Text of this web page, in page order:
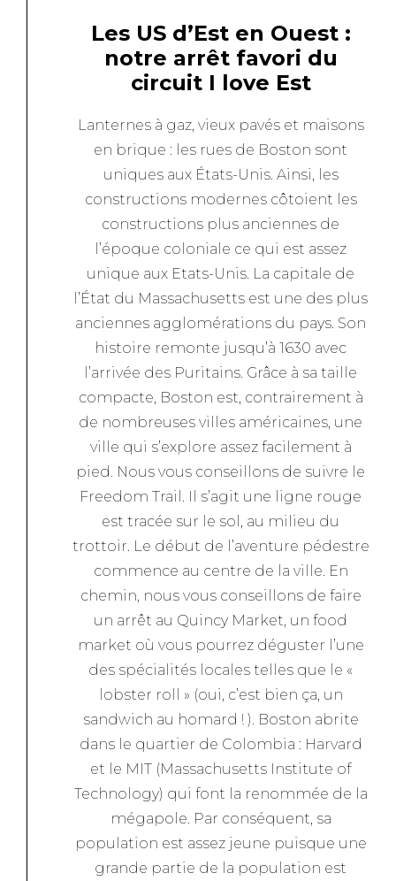
Les US d’Est en Ouest :
notre arrêt favori du
circuit I love Est
Lanternes à gaz, vieux pavés et maisons
en brique : les rues de Boston sont
uniques aux États-Unis. Ainsi, les
constructions modernes côtoient les
constructions plus anciennes de
l’époque coloniale ce qui est assez
unique aux Etats-Unis. La capitale de
l’État du Massachusetts est une des plus
anciennes agglomérations du pays. Son
histoire remonte jusqu’à 1630 avec
l’arrivée des Puritains. Grâce à sa taille
compacte, Boston est, contrairement à
de nombreuses villes américaines, une
ville qui s’explore assez facilement à
pied. Nous vous conseillons de suivre le
Freedom Trail. Il s’agit une ligne rouge
est tracée sur le sol, au milieu du
trottoir. Le début de l’aventure pédestre
commence au centre de la ville. En
chemin, nous vous conseillons de faire
un arrêt au Quincy Market, un food
market où vous pourrez déguster l’une
des spécialités locales telles que le «
lobster roll » (oui, c’est bien ça, un
sandwich au homard ! ). Boston abrite
dans le quartier de Colombia : Harvard
et le MIT (Massachusetts Institute of
Technology) qui font la renommée de la
mégapole. Par conséquent, sa
population est assez jeune puisque une
grande partie de la population est